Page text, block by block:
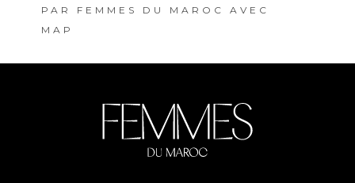
PAR FEMMES DU MAROC AVEC
MAP